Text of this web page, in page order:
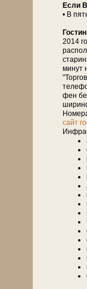
Если
• В
2014
минут
фен
сайт